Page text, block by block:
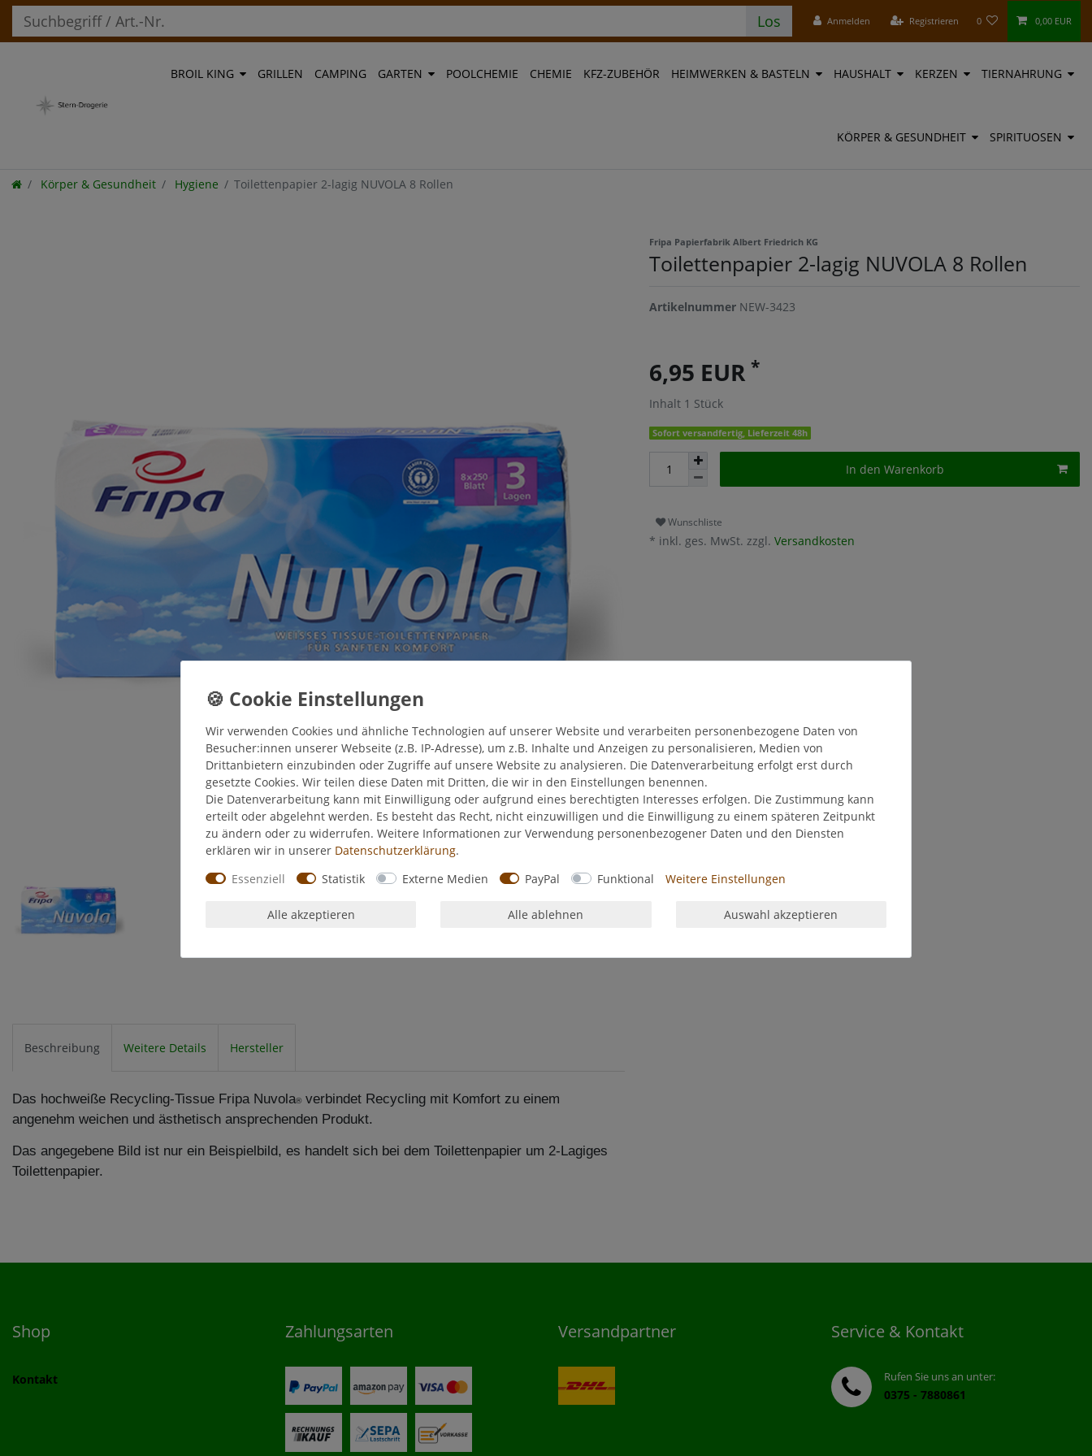
Los Anmelden Registrieren 0 0,00 EUR
BROIL KING GRILLEN CAMPING GARTEN POOLCHEMIE CHEMIE KFZ-ZUBEHÖR HEIMWERKEN & BASTELN HAUSHALT KERZEN TIERNAHRUNG
KÖRPER & GESUNDHEIT SPIRITUOSEN
Körper & Gesundheit Hygiene Toilettenpapier 2-lagig NUVOLA 8 Rollen
Fripa Papierfabrik Albert Friedrich KG
Toilettenpapier 2-lagig NUVOLA 8 Rollen
Artikelnummer NEW-3423
6,95 EUR *
Inhalt 1 Stück
Sofort versandfertig, Lieferzeit 48h
In den Warenkorb
Wunschliste
* inkl. ges. MwSt. zzgl. Versandkosten
Beschreibung Weitere Details Hersteller
Das hochweiße Recycling-Tissue Fripa Nuvola® verbindet Recycling mit Komfort zu einem
angenehm weichen und ästhetisch ansprechenden Produkt.
Das angegebene Bild ist nur ein Beispielbild, es handelt sich bei dem Toilettenpapier um 2-Lagiges
Toilettenpapier.
Shop
Kontakt
Zahlungsarten Versandpartner Service & Kontakt
Rufen Sie uns an unter:
0375 - 7880861
Wir verwenden Cookies und ähnliche Technologien auf unserer Website und verarbeiten personenbezogene Daten von
Besucher:innen unserer Webseite (z.B. IP-Adresse), um z.B. Inhalte und Anzeigen zu personalisieren, Medien von
Drittanbietern einzubinden oder Zugriffe auf unsere Website zu analysieren. Die Datenverarbeitung erfolgt erst durch
gesetzte Cookies. Wir teilen diese Daten mit Dritten, die wir in den Einstellungen benennen.
Die Datenverarbeitung kann mit Einwilligung oder aufgrund eines berechtigten Interesses erfolgen. Die Zustimmung kann
erteilt oder abgelehnt werden. Es besteht das Recht, nicht einzuwilligen und die Einwilligung zu einem späteren Zeitpunkt
zu ändern oder zu widerrufen. Weitere Informationen zur Verwendung personenbezogener Daten und den Diensten
erklären wir in unserer Daten­schutz­erklärung.
Essenziell
Statistik Externe Medien PayPal Funktional Weitere Einstellungen
Alle akzeptieren Alle ablehnen Auswahl akzeptieren